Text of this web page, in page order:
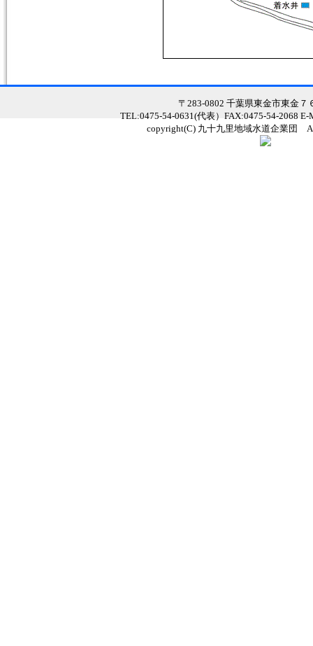
〒283-0802 千葉県東金市東金７
TEL:0475-54-0631(代表）FAX:0475-54-2068
copyright(C) 九十九里地域水道企業団